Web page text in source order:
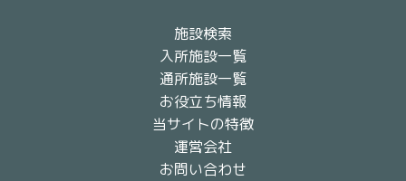
施設検索
入所施設一覧
通所施設一覧
お役立ち情報
当サイトの特徴
運営会社
お問い合わせ